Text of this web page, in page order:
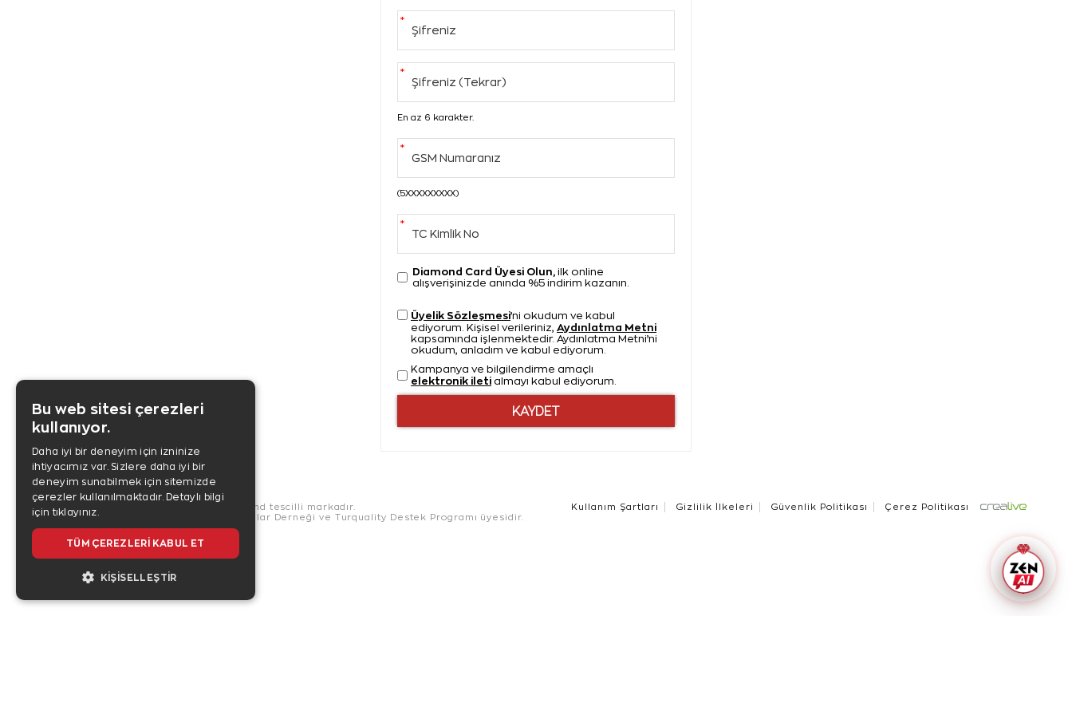
*
Şifreniz
*
Şifreniz (Tekrar)
En az 6 karakter.
*
GSM Numaranız
(5XXXXXXXXX)
*
TC Kimlik No
Diamond Card Üyesi Olun, ilk online
alışverişinizde anında %5 indirim kazanın.
Üyelik Sözleşmesi’ni okudum ve kabul
ediyorum. Kişisel verileriniz, Aydınlatma Metni
kapsamında işlenmektedir. Aydınlatma Metni’ni
okudum, anladım ve kabul ediyorum.
Kampanya ve bilgilendirme amaçlı
elektronik ileti almayı kabul ediyorum.
Copyright © 2026, Zen Diamond tescilli markadır.
Zen Diamond Birleşmiş Markalar Derneği ve Turquality Destek Programı üyesidir.
US
Kullanım Şartları Gizlilik İlkeleri Güvenlik Politikası Çerez Politikası
Bu web sitesi çerezleri
kullanıyor.
Daha iyi bir deneyim için izninize
ihtiyacımız var. Sizlere daha iyi bir
deneyim sunabilmek için sitemizde
çerezler kullanılmaktadır. Detaylı bilgi
için tıklayınız.
TÜM ÇEREZLERI KABUL ET
KIŞISELLEŞTIR